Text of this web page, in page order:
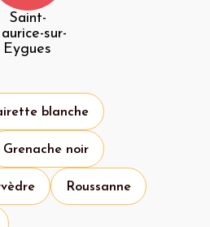
Saint-
sur-
Eygues
blanche
Grenache noir
Roussanne